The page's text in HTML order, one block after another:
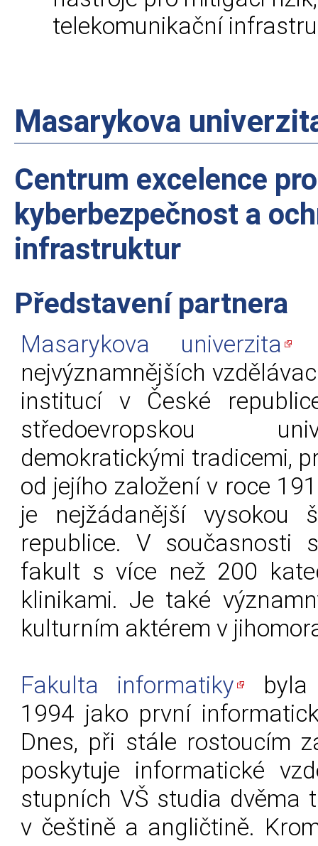
telekomunikační
Masarykova
Centrum excelence
kyberbezpečnost a
infrastruktur
Představení partnera
Masarykova univerzita
nejvýznamnějších
institucí v České
středoevropskou
demokratickými tradicemi,
od jejího založení v roce
je nejžádanější vysokou
republice. V současnosti
fakult s více než 200
klinikami. Je také
kulturním aktérem v
Fakulta informatiky
byla
1994 jako první
Dnes, při stále rostoucím
poskytuje informatické
stupních VŠ studia dvěma
v češtině a angličtině.